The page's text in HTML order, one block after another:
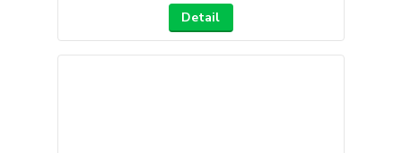
Detail